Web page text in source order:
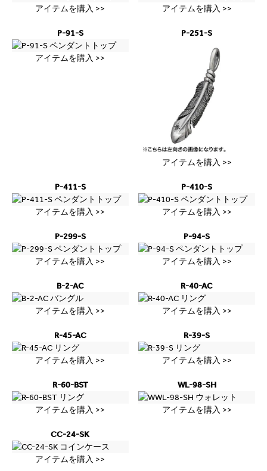
アイテムを購入 >> アイテムを購入 >>
P-91-S
アイテムを購入 >>
P-251-S
アイテムを購入 >>
P-411-S
アイテムを購入 >>
P-410-S
アイテムを購入 >>
P-299-S
アイテムを購入 >>
P-94-S
アイテムを購入 >>
B-2-AC
アイテムを購入 >>
R-40-AC
アイテムを購入 >>
R-45-AC
アイテムを購入 >>
R-39-S
アイテムを購入 >>
R-60-BST
アイテムを購入 >>
WL-98-SH
アイテムを購入 >>
CC-24-SK
アイテムを購入 >>